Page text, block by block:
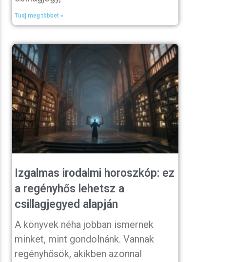
Tudj meg többet »
Izgalmas irodalmi horoszkóp: ez
a regényhős lehetsz a
csillagjegyed alapján
A könyvek néha jobban ismernek
minket, mint gondolnánk. Vannak
regényhősök, akikben azonnal